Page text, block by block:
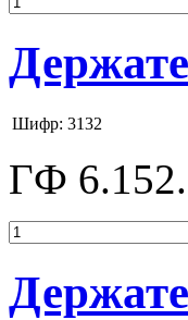
Шифр: 3132
ГФ